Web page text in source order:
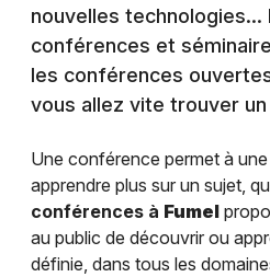
nouvelles technologies…
conférences et
les conférences
vous allez vite trouver
Une conférence permet à une
apprendre plus sur un sujet,
conférences à Fumel
au public de découvrir ou
définie, dans tous les